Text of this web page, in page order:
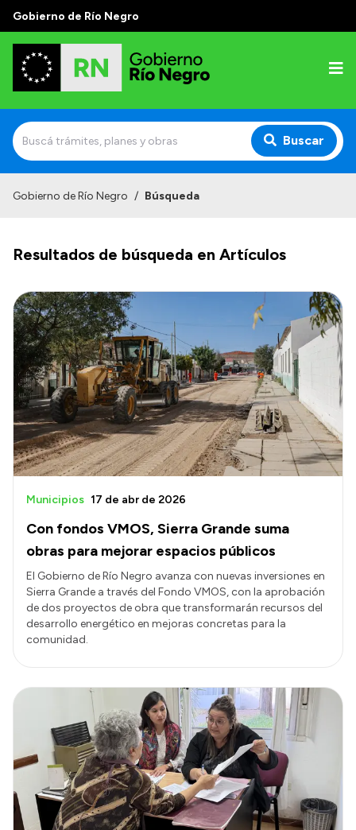
Gobierno de Río Negro
Buscar
Prensa
Autoridades y Organismos
Discursos en la Legislatura
Casa de Gobierno
Acerca de Río Negro
Historia
Geografía
Invertí en Río Negro
Transparencia
Presupuesto
Boletín Oficial
Compras y licitaciones
Consulta de expedientes
Convocatorias
Intranet
Gobierno de Río Negro / Búsqueda
Resultados de búsqueda en Artículos
Con fondos VMOS, Sierra Grande suma
obras para mejorar espacios públicos
Municipios 17 de abr de 2026
El Gobierno de Río Negro avanza con nuevas inversiones en
Sierra Grande a través del Fondo VMOS, con la aprobación
de dos proyectos de obra que transformarán recursos del
desarrollo energético en mejoras concretas para la
comunidad.